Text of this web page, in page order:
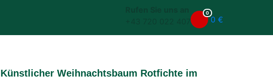
0
0 €
Künstlicher Weihnachtsbaum Rotfichte im